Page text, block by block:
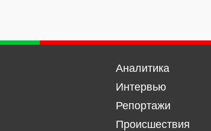
Аналитика
Интервью
Репортажи
Происшествия